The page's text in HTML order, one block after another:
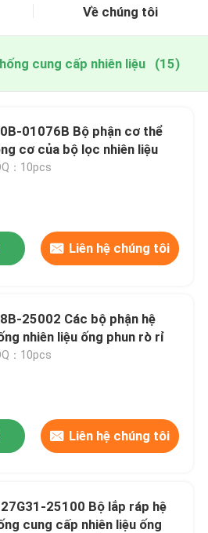
Về chúng tôi
cung cấp nhiên liệu (15)
01076B Bộ phận cơ thể
cơ của bộ lọc nhiên liệu
：10pcs
Liên hệ chúng tôi
25002 Các bộ phận hệ
nhiên liệu ống phun rò rỉ
：10pcs
Liên hệ chúng tôi
25100 Bộ lắp ráp hệ
cung cấp nhiên liệu ống